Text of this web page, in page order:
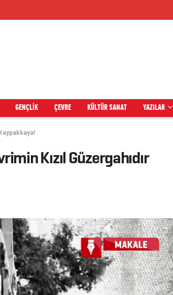
GENÇLIK ÇEVRE KÜLTÜR SANAT YAZILAR
Kızıl Güzergahıdır